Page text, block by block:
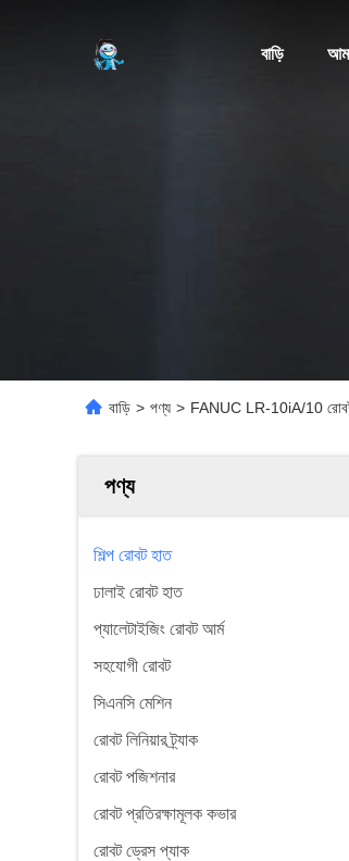
বাড়ি
বাড়ি > পণ্য > FANUC LR-10iA/10 রোবট
পণ্য
শিল্প রোবট হাত
ঢালাই রোবট হাত
প্যালেটাইজিং রোবট আর্ম
সহযোগী রোবট
সিএনসি মেশিন
রোবট লিনিয়ার ট্র্যাক
রোবট পজিশনার
রোবট প্রতিরক্ষামূলক কভার
রোবট ড্রেস প্যাক